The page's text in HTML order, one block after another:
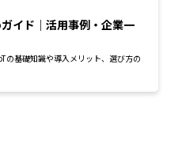
イド｜活用事例・企業一
の基礎知識や導入メリット、選び方の